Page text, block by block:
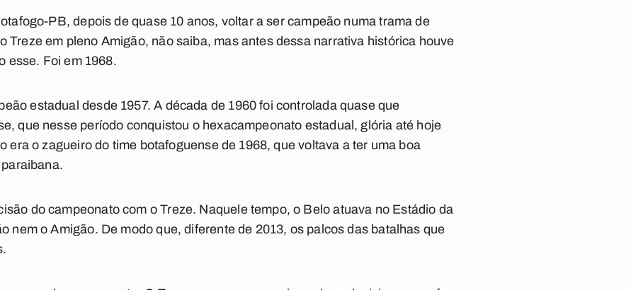
PB, depois de quase 10 anos, voltar a ser campeão numa trama de
Treze em pleno Amigão, não saiba, mas antes dessa narrativa histórica houve
esse. Foi em 1968.
estadual desde 1957. A década de 1960 foi controlada quase que
que nesse período conquistou o hexacampeonato estadual, glória até hoje
era o zagueiro do time botafoguense de 1968, que voltava a ter uma boa
do campeonato com o Treze. Naquele tempo, o Belo atuava no Estádio da
nem o Amigão. De modo que, diferente de 2013, os palcos das batalhas que